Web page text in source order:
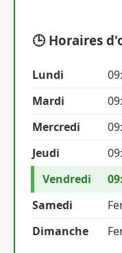
🕒 Horaires
Lundi
Mardi
Mercredi
Jeudi
Vendredi
Samedi
Dimanche